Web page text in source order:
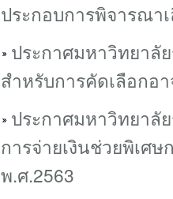
ประกอบการพิจารณา
ประกาศมหาวิทยาลั
สำหรับการคัดเลือกอ
ประกาศมหาวิทยาลั
การจ่ายเงินช่วยพิเศ
พ.ศ.2563